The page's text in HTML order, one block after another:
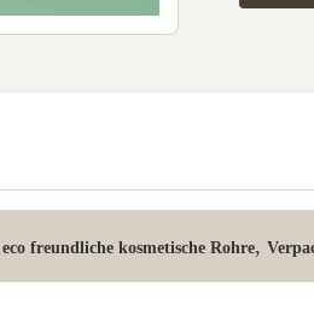
eco freundliche kosmetische Rohre,